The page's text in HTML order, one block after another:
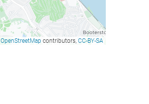
OpenStreetMap contributors, CC-BY-SA